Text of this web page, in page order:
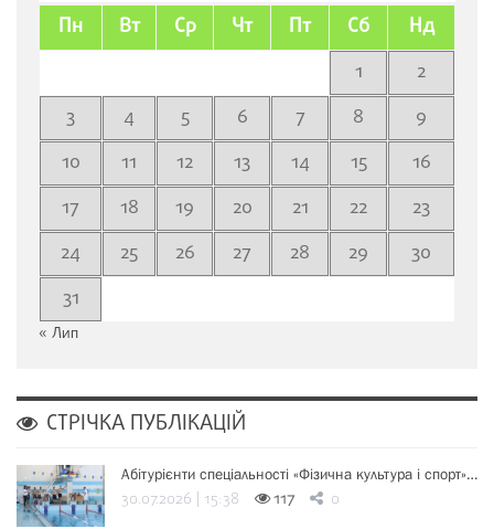
Пн Вт Ср Чт Пт Сб Нд
1
2
3
4 5 6 7 8
9
10
11 12 13 14 15
16
17
18 19 20 21 22
23
24
25 26 27 28 29
30
31
« Лип
СТРІЧКА ПУБЛІКАЦІЙ
Абітурієнти спеціальності «Фізична культура і спорт»…
30.07.2026 | 15:38 117 0